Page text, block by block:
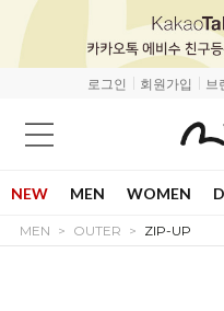
로그인 회원가입 브
NEW MEN WOMEN
MEN OUTER ZIP-UP